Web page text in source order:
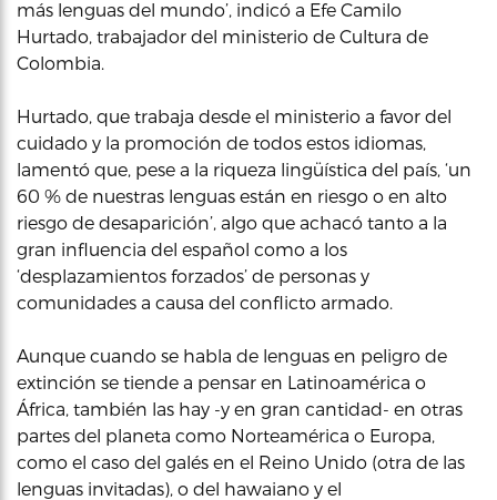
más lenguas del mundo’, indicó a Efe Camilo
Hurtado, trabajador del ministerio de Cultura de
Colombia.
Hurtado, que trabaja desde el ministerio a favor del
cuidado y la promoción de todos estos idiomas,
lamentó que, pese a la riqueza lingüística del país, ‘un
60 % de nuestras lenguas están en riesgo o en alto
riesgo de desaparición’, algo que achacó tanto a la
gran influencia del español como a los
‘desplazamientos forzados’ de personas y
comunidades a causa del conflicto armado.
Aunque cuando se habla de lenguas en peligro de
extinción se tiende a pensar en Latinoamérica o
África, también las hay -y en gran cantidad- en otras
partes del planeta como Norteamérica o Europa,
como el caso del galés en el Reino Unido (otra de las
lenguas invitadas), o del hawaiano y el